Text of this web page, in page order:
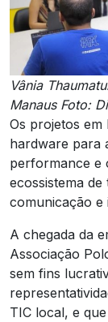
Vânia
Manaus Foto:
Os projetos em
hardware para
performance e
ecossistema
comunicação e
A chegada da
Associação
sem fins
TIC local, e